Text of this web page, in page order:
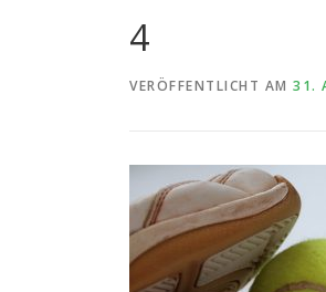
4
VERÖFFENTLICHT AM 31.